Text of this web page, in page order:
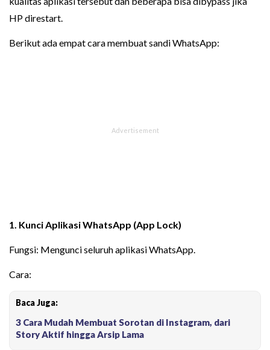
HP direstart.
Berikut ada empat cara membuat sandi WhatsApp:
1. Kunci Aplikasi WhatsApp (App Lock)
Fungsi: Mengunci seluruh aplikasi WhatsApp.
Cara:
Baca Juga:
3 Cara Mudah Membuat Sorotan di Instagram, dari
Story Aktif hingga Arsip Lama